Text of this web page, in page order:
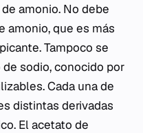
amonio. No debe
amonio, que es más
Tampoco se
sodio, conocido por
Cada una de
distintas derivadas
El acetato de